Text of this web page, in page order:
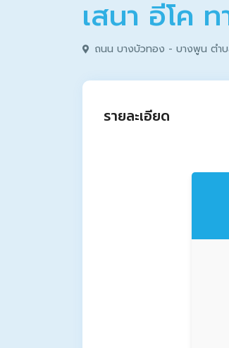
เสนา อีโค
ถนน บางบัวทอง - บางพูน ตำ
รายละเอียด